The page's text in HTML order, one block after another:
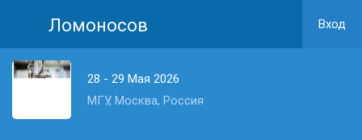
Ломоносов Вход
28 - 29 Мая 2026
МГУ, Москва, Россия